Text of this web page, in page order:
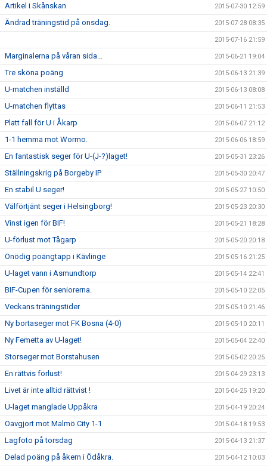
Artikel i Skånskan 2015-07-30 12:59
Ändrad träningstid på onsdag. 2015-07-28 08:35
2015-07-16 21:59
Marginalerna på våran sida... 2015-06-21 19:04
Tre sköna poäng 2015-06-13 21:39
U-matchen inställd 2015-06-13 08:08
U-matchen flyttas 2015-06-11 21:53
Platt fall för U i Åkarp 2015-06-07 21:12
1-1 hemma mot Wormo. 2015-06-06 18:59
En fantastisk seger för U-(J-?)laget! 2015-05-31 23:26
Ställningskrig på Borgeby IP 2015-05-30 20:47
En stabil U seger! 2015-05-27 10:50
Välförtjänt seger i Helsingborg! 2015-05-23 20:30
Vinst igen för BIF! 2015-05-21 18:28
U-förlust mot Tågarp 2015-05-20 20:18
Onödig poängtapp i Kävlinge 2015-05-16 21:25
U-laget vann i Asmundtorp 2015-05-14 22:41
BIF-Cupen för seniorerna. 2015-05-10 22:05
Veckans träningstider 2015-05-10 21:46
Ny bortaseger mot FK Bosna (4-0) 2015-05-10 20:11
Ny Femetta av U-laget! 2015-05-04 22:40
Storseger mot Borstahusen 2015-05-02 20:25
En rättvis förlust! 2015-04-29 23:13
Livet är inte alltid rättvist ! 2015-04-25 19:20
U-laget manglade Uppåkra 2015-04-19 20:24
Oavgjort mot Malmö City 1-1 2015-04-18 19:53
Lagfoto på torsdag 2015-04-13 21:37
Delad poäng på åkern i Ödåkra. 2015-04-12 10:03